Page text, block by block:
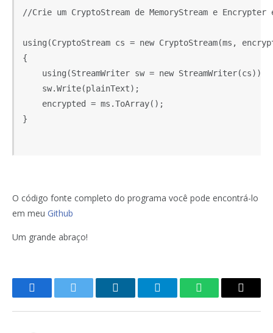
//Crie um CryptoStream de MemoryStream e
using(CryptoStream cs = new CryptoStream(ms,
{
    using(StreamWriter sw = new StreamWriter(cs))
    sw.Write(plainText);
    encrypted = ms.ToArray();
}
O código fonte completo do programa você pode encontrá-lo
em meu Github
Um grande abraço!
FacebookTwitter LinkedInTelegramWhatsAppCopy